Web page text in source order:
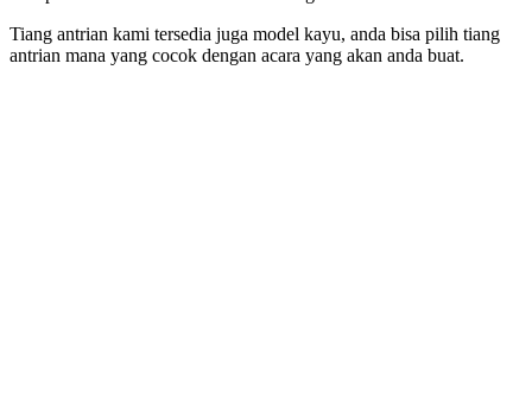
Tiang antrian kami tersedia juga model kayu, anda bisa pilih tiang
antrian mana yang cocok dengan acara yang akan anda buat.